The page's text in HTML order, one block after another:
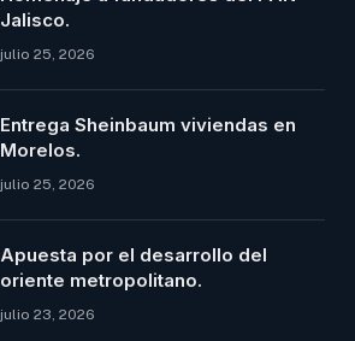
Jalisco.
julio 25, 2026
Entrega Sheinbaum viviendas en
Morelos.
julio 25, 2026
Apuesta por el desarrollo del
oriente metropolitano.
julio 23, 2026